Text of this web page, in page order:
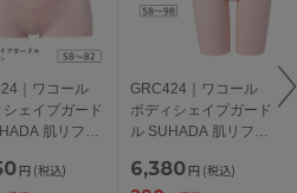
｜ワコール
シェイプガード
肌リフト
ョート丈・ジ
円 (税込)
GRC424｜ワコール
ボディシェイプガード
ル SUHADA 肌リフト
ル ジャストウエス
6,380 円 (税込)